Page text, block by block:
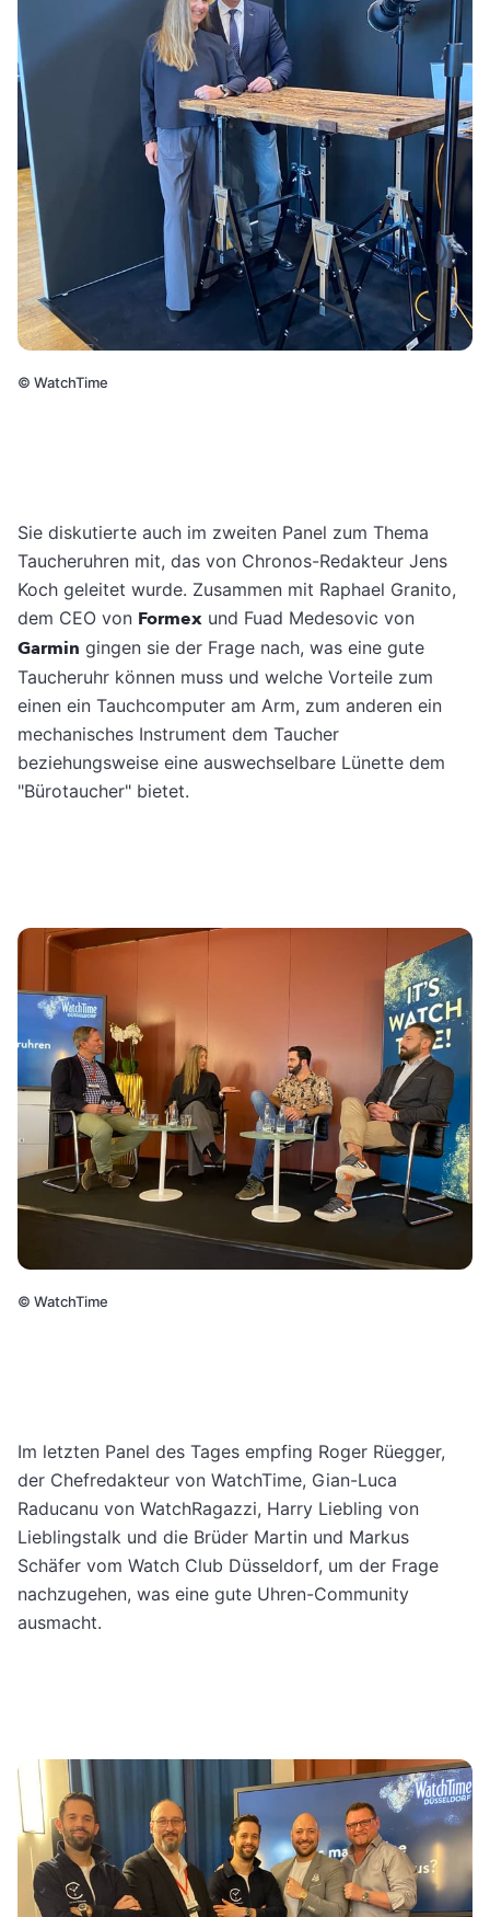
© WatchTime
Sie diskutierte auch im zweiten Panel zum Thema
Taucheruhren mit, das von Chronos-Redakteur Jens
Koch geleitet wurde. Zusammen mit Raphael Granito,
dem CEO von Formex und Fuad Medesovic von
Garmin gingen sie der Frage nach, was eine gute
Taucheruhr können muss und welche Vorteile zum
einen ein Tauchcomputer am Arm, zum anderen ein
mechanisches Instrument dem Taucher
beziehungsweise eine auswechselbare Lünette dem
"Bürotaucher" bietet.
© WatchTime
Im letzten Panel des Tages empfing Roger Rüegger,
der Chefredakteur von WatchTime, Gian-Luca
Raducanu von WatchRagazzi, Harry Liebling von
Lieblingstalk und die Brüder Martin und Markus
Schäfer vom Watch Club Düsseldorf, um der Frage
nachzugehen, was eine gute Uhren-Community
ausmacht.